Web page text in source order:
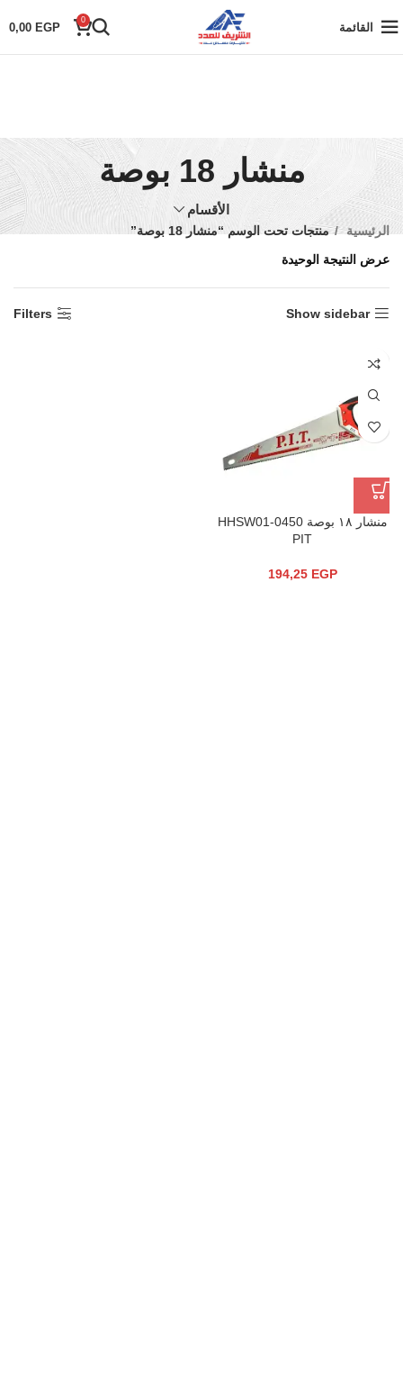
القائمة
0
0,00 EGP
منشار 18 بوصة
الأقسام
الرئيسية
منتجات تحت الوسم “منشار 18 بوصة”
عرض النتيجة الوحيدة
Show sidebar
Filters
منشار ١٨ بوصة HHSW01-0450
PIT
194,25 EGP